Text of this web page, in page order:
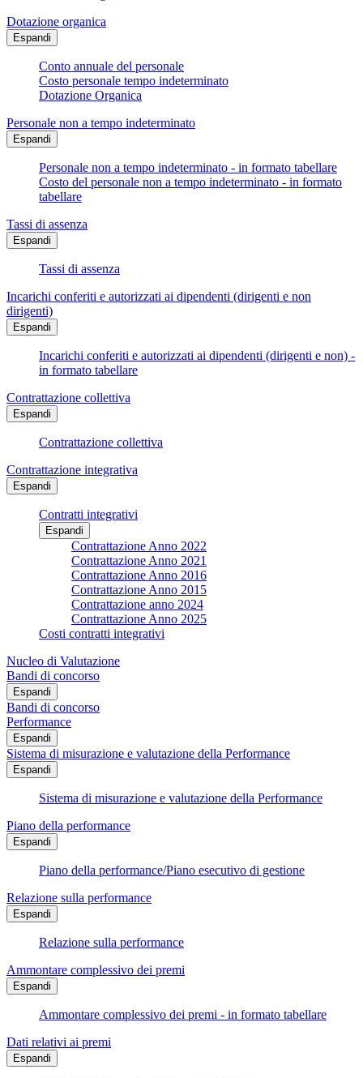
Dotazione organica
Espandi
Conto annuale del personale
Costo personale tempo indeterminato
Dotazione Organica
Personale non a tempo indeterminato
Espandi
Personale non a tempo indeterminato - in formato tabellare
Costo del personale non a tempo indeterminato - in formato
tabellare
Tassi di assenza
Espandi
Tassi di assenza
Incarichi conferiti e autorizzati ai dipendenti (dirigenti e non
dirigenti)
Espandi
Incarichi conferiti e autorizzati ai dipendenti (dirigenti e non) -
in formato tabellare
Contrattazione collettiva
Espandi
Contrattazione collettiva
Contrattazione integrativa
Espandi
Contratti integrativi
Espandi
Contrattazione Anno 2022
Contrattazione Anno 2021
Contrattazione Anno 2016
Contrattazione Anno 2015
Contrattazione anno 2024
Contrattazione Anno 2025
Costi contratti integrativi
Nucleo di Valutazione
Bandi di concorso
Espandi
Bandi di concorso
Performance
Espandi
Sistema di misurazione e valutazione della Performance
Espandi
Sistema di misurazione e valutazione della Performance
Piano della performance
Espandi
Piano della performance/Piano esecutivo di gestione
Relazione sulla performance
Espandi
Relazione sulla performance
Ammontare complessivo dei premi
Espandi
Ammontare complessivo dei premi - in formato tabellare
Dati relativi ai premi
Espandi